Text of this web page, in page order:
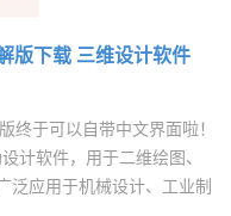
版下载 三维设计软件
于可以自带中文界面啦！
计软件，用于二维绘图、
泛应用于机械设计、工业制